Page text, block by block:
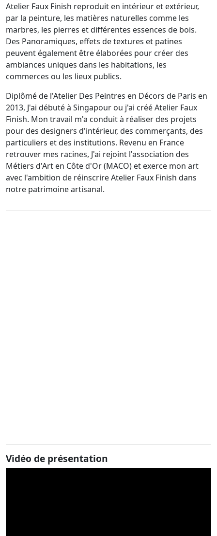
Atelier Faux Finish reproduit en intérieur et extérieur,
par la peinture, les matières naturelles comme les
marbres, les pierres et différentes essences de bois.
Des Panoramiques, effets de textures et patines
peuvent également être élaborées pour créer des
ambiances uniques dans les habitations, les
commerces ou les lieux publics.
Diplômé de l'Atelier Des Peintres en Décors de Paris en
2013, J'ai débuté à Singapour ou j'ai créé Atelier Faux
Finish. Mon travail m'a conduit à réaliser des projets
pour des designers d'intérieur, des commerçants, des
particuliers et des institutions. Revenu en France
retrouver mes racines, J'ai rejoint l'association des
Métiers d'Art en Côte d'Or (MACO) et exerce mon art
avec l'ambition de réinscrire Atelier Faux Finish dans
notre patrimoine artisanal.
Vidéo de présentation